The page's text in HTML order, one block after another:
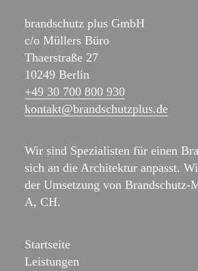
brandschutz plus GmbH
c/o Müllers Büro
Thaerstraße 27
10249 Berlin
+49 30 700 800 930
kontakt@brand­schutz­plus.de
Wir sind Spezialisten für einen
sich an die Architektur anpasst.
der Umsetzung von Brandschutz-
A, CH.
Startseite
Leistungen